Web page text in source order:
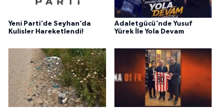
Yeni Parti’de Seyhan’da
Kulisler Hareketlendi!
Adaletgücü'nde Yusuf
Yürek İle Yola Devam